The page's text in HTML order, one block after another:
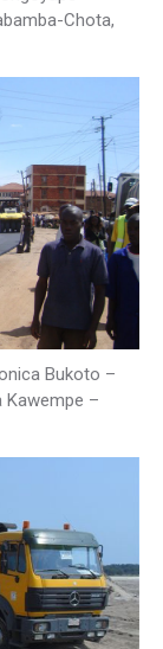
Chota,
Bukoto –
Kawempe –